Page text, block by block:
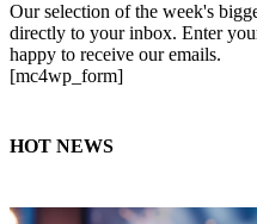
Our selection of the week's
directly to your inbox. Enter
happy to receive our emails.
[mc4wp_form]
HOT NEWS